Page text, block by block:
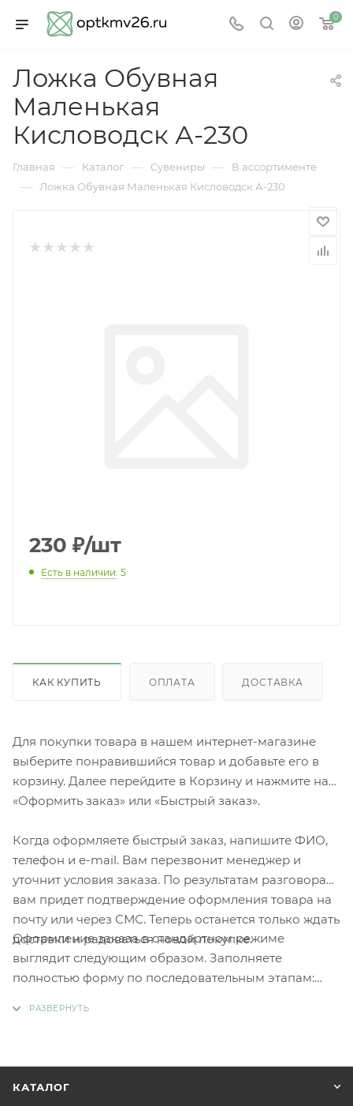
0
Ложка Обувная
Маленькая
Кисловодск А-230
Главная — Каталог — Сувениры — В ассортименте
— Ложка Обувная Маленькая Кисловодск А-230
230 ₽/шт
Есть в наличии: 5
КАК КУПИТЬ ОПЛАТА ДОСТАВКА
Для покупки товара в нашем интернет-магазине
выберите понравившийся товар и добавьте его в
корзину. Далее перейдите в Корзину и нажмите на
«Оформить заказ» или «Быстрый заказ».
Когда оформляете быстрый заказ, напишите ФИО,
телефон и e-mail. Вам перезвонит менеджер и
уточнит условия заказа. По результатам разговора
вам придет подтверждение оформления товара на
почту или через СМС. Теперь останется только ждать
доставки и радоваться новой покупке.
Оформление заказа в стандартном режиме
выглядит следующим образом. Заполняете
полностью форму по последовательным этапам:
КАТАЛОГ